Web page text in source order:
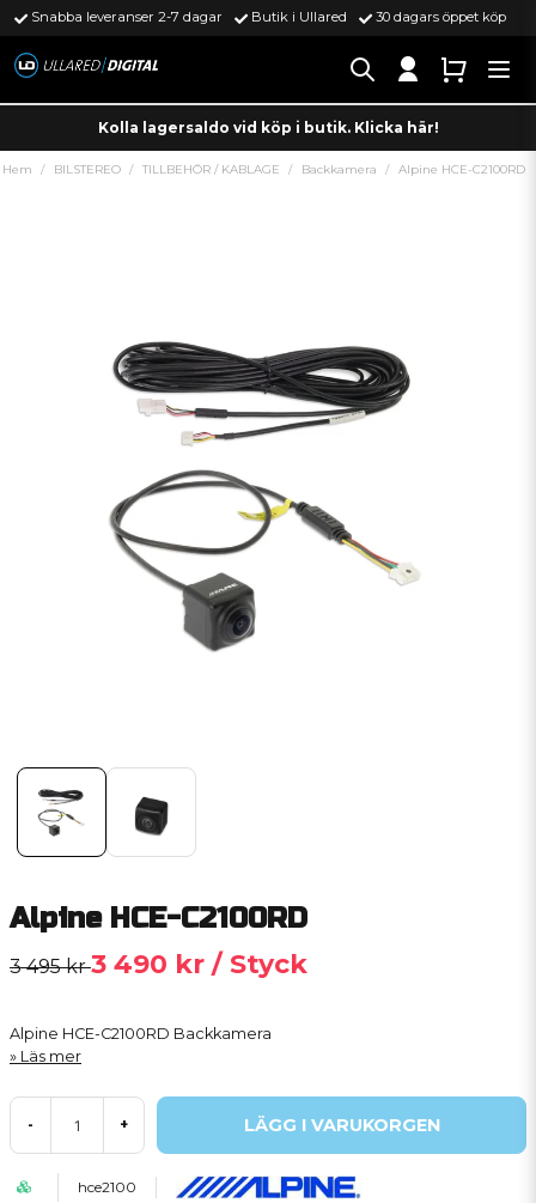
Snabba leveranser 2-7 dagar Butik i Ullared 30 dagars öppet köp
Kolla lagersaldo vid köp i butik. Klicka här!
Hem BILSTEREO TILLBEHÖR / KABLAGE Backkamera Alpine HCE-C2100RD
Alpine HCE-C2100RD
3 495 kr3 490 kr / Styck
Alpine HCE-C2100RD Backkamera
Läs mer
- + LÄGG I VARUKORGEN
hce2100